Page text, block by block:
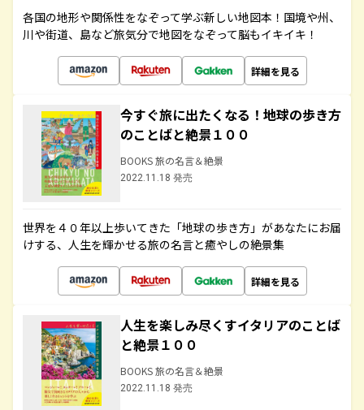
各国の地形や関係性をなぞって学ぶ新しい地図本！国境や州、
川や街道、島など旅気分で地図をなぞって脳もイキイキ！
詳細を見る
今すぐ旅に出たくなる！地球の歩き方
のことばと絶景１００
BOOKS 旅の名言＆絶景
2022.11.18 発売
世界を４０年以上歩いてきた「地球の歩き方」があなたにお届
けする、人生を輝かせる旅の名言と癒やしの絶景集
詳細を見る
人生を楽しみ尽くすイタリアのことば
と絶景１００
BOOKS 旅の名言＆絶景
2022.11.18 発売